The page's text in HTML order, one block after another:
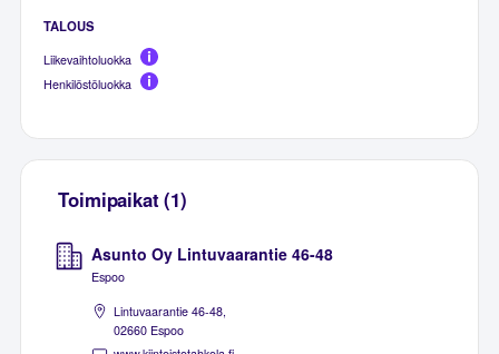
TALOUS
Liikevaihtoluokka
Henkilöstöluokka
Toimipaikat (1)
Asunto Oy Lintuvaarantie 46-48
Espoo
Lintuvaarantie 46-48,
02660 Espoo